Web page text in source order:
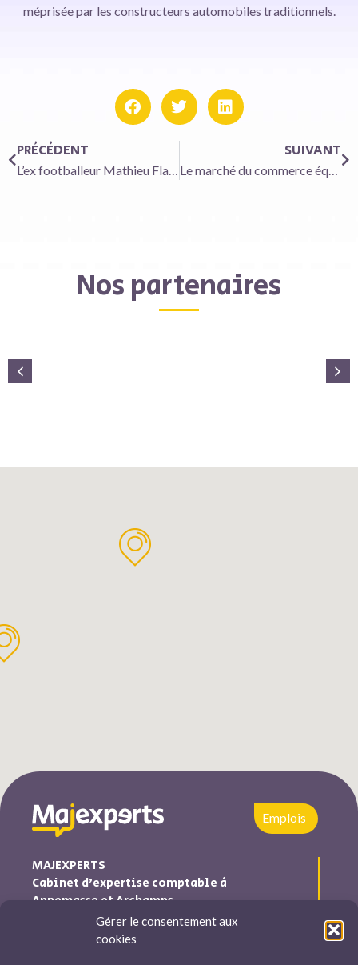
Gérer le consentement aux
cookies
méprisée par les constructeurs automobiles traditionnels.
PRÉCÉDENT
L’ex footballeur Mathieu Flamini lève des fonds pour accélérer dans la chimie verte
SUIVANT
Le marché du commerce équitable poursuit sa progression en France
Nos partenaires
Emplois
MAJEXPERTS
Cabinet d’expertise comptable à
Annemasse et Archamps
Majexperts est inscrite au tableau de l’ordre des experts
comptables Auvergne-Rhône-Alpes